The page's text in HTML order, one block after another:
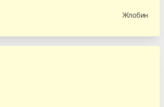
Жлобин